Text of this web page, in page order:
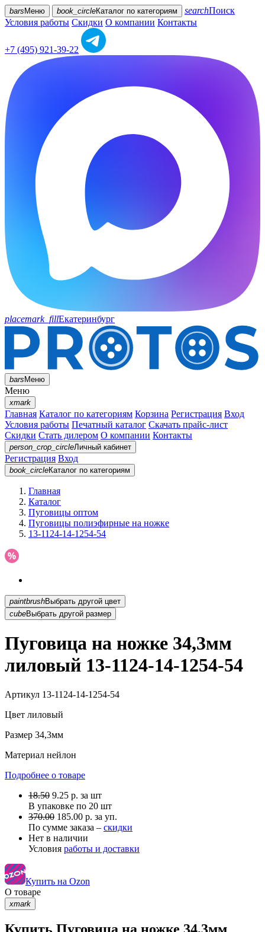
bars Меню book_circleКаталог по категориям searchПоиск
Условия работы Скидки О компании Контакты
+7 (495) 921-39-22
placemark_fillЕкатеринбург
barsМеню
Меню
xmark
Главная Каталог по категориям Корзина Регистрация Вход
Условия работы Печатный каталог Скачать прайс-лист
Скидки Стать дилером О компании Контакты
person_crop_circleЛичный кабинет
Регистрация Вход
book_circleКаталог по категориям
Главная
Каталог
Пуговицы оптом
Пуговицы полиэфирные на ножке
13-1124-14-1254-54
paintbrush
Выбрать другой цвет
cubeВыбрать другой размер
Пуговица на ножке 34,3мм
лиловый 13-1124-14-1254-54
Артикул 13-1124-14-1254-54
Цвет лиловый
Размер 34,3мм
Материал нейлон
Подробнее о товаре
18.50 9.25 р. за шт
В упаковке по 20 шт
370.00 185.00 р. за уп.
По сумме заказа – скидки
Нет в наличии
Условия работы и доставки
Купить на Ozon
О товаре
xmark